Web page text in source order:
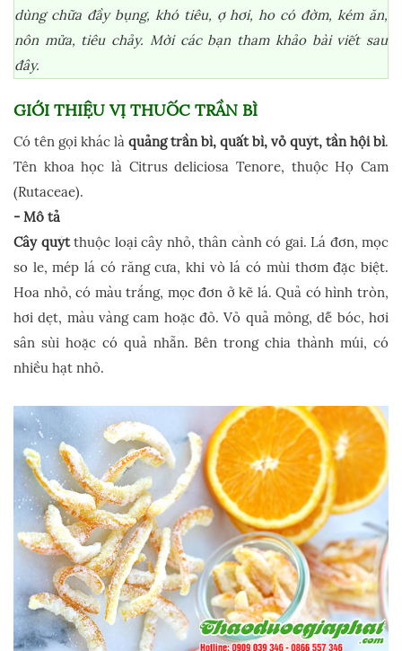
dùng chữa đầy bụng, khó tiêu, ợ hơi, ho có đờm, kém ăn,
nôn mửa, tiêu chảy. Mời các bạn tham khảo bài viết sau
đây.
GIỚI THIỆU VỊ THUỐC TRẦN BÌ
Có tên gọi khác là quảng trần bì, quất bì, vỏ quýt, tần hội bì.
Tên khoa học là Citrus deliciosa Tenore, thuộc Họ Cam
(Rutaceae).
- Mô tả
Cây quýtthuộc loại cây nhỏ, thân cành có gai. Lá đơn, mọc
so le, mép lá có răng cưa, khi vò lá có mùi thơm đặc biệt.
Hoa nhỏ, có màu trắng, mọc đơn ở kẽ lá. Quả có hình tròn,
hơi dẹt, màu vàng cam hoặc đỏ. Vỏ quả mỏng, dễ bóc, hơi
sân sùi hoặc có quả nhẵn. Bên trong chia thành múi, có
nhiều hạt nhỏ.